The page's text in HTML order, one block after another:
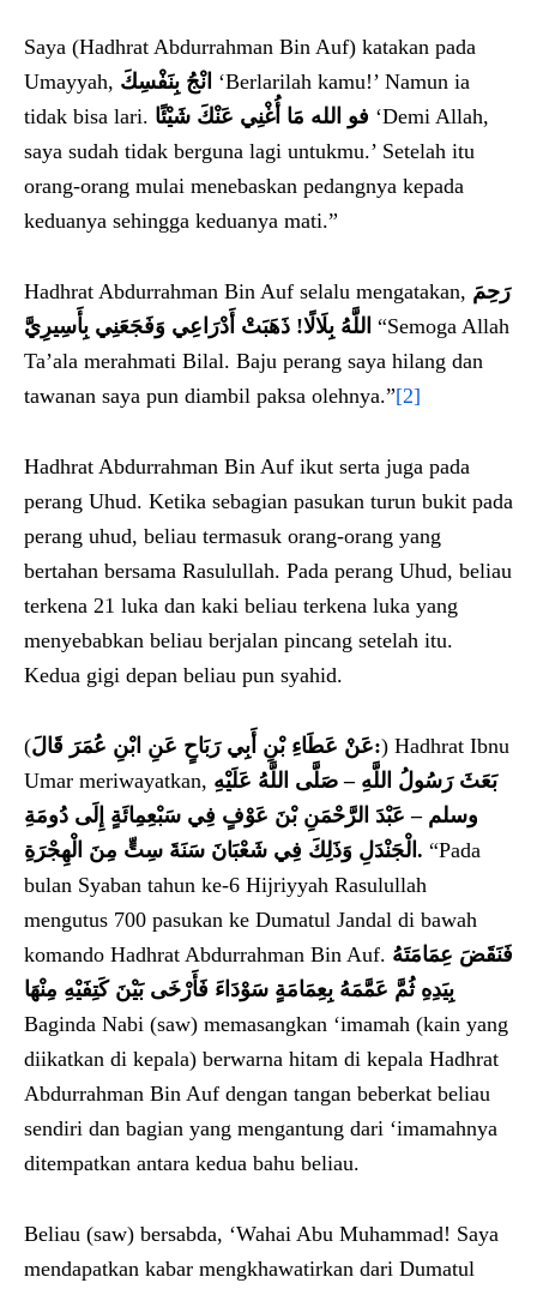
Saya (Hadhrat Abdurrahman Bin Auf) katakan pada
Umayyah, انْجُ بِنَفْسِكَ ‘Berlarilah kamu!’ Namun ia
tidak bisa lari. فو الله مَا أُغْنِي عَنْكَ شَيْئًا ‘Demi Allah,
saya sudah tidak berguna lagi untukmu.’ Setelah itu
orang-orang mulai menebaskan pedangnya kepada
keduanya sehingga keduanya mati.”
Hadhrat Abdurrahman Bin Auf selalu mengatakan, رَحِمَ
اللَّهُ بِلَالًا! ذَهَبَتْ أَدْرَاعِي وَفَجَعَنِي بِأَسِيرِيَّ “Semoga Allah
Ta’ala merahmati Bilal. Baju perang saya hilang dan
tawanan saya pun diambil paksa olehnya.”[2]
Hadhrat Abdurrahman Bin Auf ikut serta juga pada
perang Uhud. Ketika sebagian pasukan turun bukit pada
perang uhud, beliau termasuk orang-orang yang
bertahan bersama Rasulullah. Pada perang Uhud, beliau
terkena 21 luka dan kaki beliau terkena luka yang
menyebabkan beliau berjalan pincang setelah itu.
Kedua gigi depan beliau pun syahid.
( عَنْ عَطَاءِ بْنِ أَبِي رَبَاحٍ عَنِ ابْنِ عُمَرَ قَالَ:) Hadhrat Ibnu
Umar meriwayatkan, بَعَثَ رَسُولُ اللَّهِ – صَلَّى اللَّهُ عَلَيْهِ
وسلم – عَبْدَ الرَّحْمَنِ بْنَ عَوْفٍ فِي سَبْعِمِائَةٍ إِلَى دُومَةِ
الْجَنْدَلِ وَذَلِكَ فِي شَعْبَانَ سَنَةَ سِتٍّ مِنَ الْهِجْرَةِ. “Pada
bulan Syaban tahun ke-6 Hijriyyah Rasulullah
mengutus 700 pasukan ke Dumatul Jandal di bawah
komando Hadhrat Abdurrahman Bin Auf. فَنَقَضَ عِمَامَتَهُ
بِيَدِهِ ثُمَّ عَمَّمَهُ بِعِمَامَةٍ سَوْدَاءَ فَأَرْخَى بَيْنَ كَتِفَيْهِ مِنْهَا
Baginda Nabi (saw) memasangkan ‘imamah (kain yang
diikatkan di kepala) berwarna hitam di kepala Hadhrat
Abdurrahman Bin Auf dengan tangan beberkat beliau
sendiri dan bagian yang mengantung dari ‘imamahnya
ditempatkan antara kedua bahu beliau.
Beliau (saw) bersabda, ‘Wahai Abu Muhammad! Saya
mendapatkan kabar mengkhawatirkan dari Dumatul